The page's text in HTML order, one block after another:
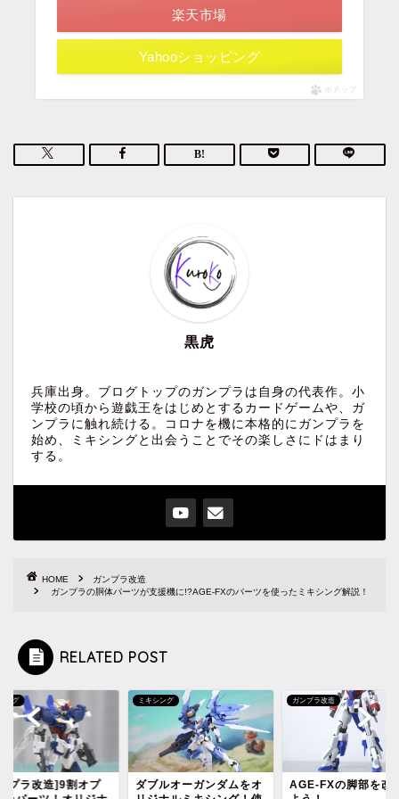
楽天市場
Yahooショッピング
ポチップ
黒虎
兵庫出身。ブログトップのガンプラは自身の代表作。小
学校の頃から遊戯王をはじめとするカードゲームや、ガ
ンプラに触れ続ける。コロナを機に本格的にガンプラを
始め、ミキシングと出会うことでその楽しさにドはまり
する。
HOME
ガンプラ改造
ガンプラの胴体パーツが支援機に!?AGE-FXのパーツを使ったミキシング解説！
RELATED POST
ング
プラ改造]9割オプ
ミキシング
ダブルオーガンダムをオ
ガンプラ改造
AGE-FXの脚部を改